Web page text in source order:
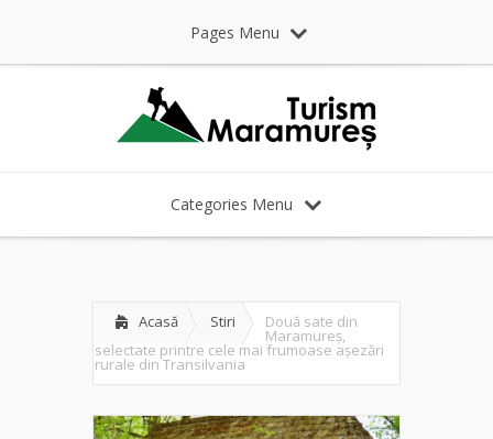
Pages Menu
Categories Menu
Acasă Stiri Două sate din
Maramureș,
selectate printre cele mai frumoase așezări
rurale din Transilvania